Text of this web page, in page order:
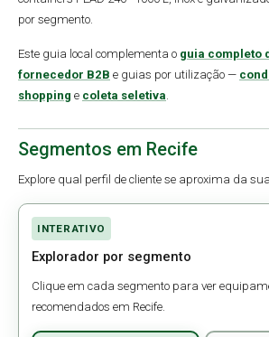
por segmento.
Este guia local complementa o guia completo
fornecedor B2B e guias por utilização —
shopping e coleta seletiva.
Segmentos em Recife
Explore qual perfil de cliente se aproxima da
INTERATIVO
Explorador por segmento
Clique em cada segmento para ver
recomendados em Recife.